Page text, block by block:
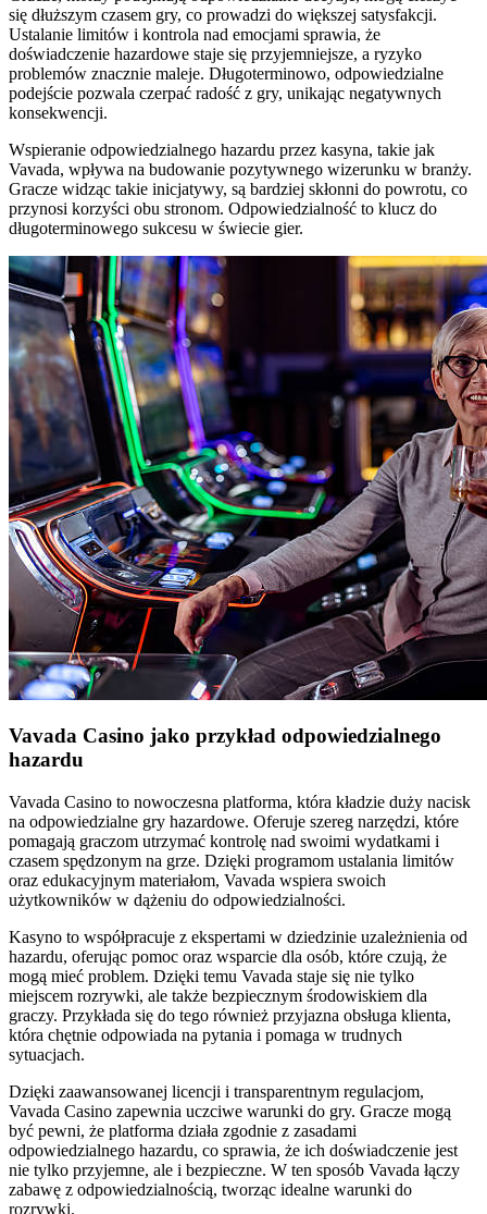
się dłuższym czasem gry, co prowadzi do większej satysfakcji.
Ustalanie limitów i kontrola nad emocjami sprawia, że
doświadczenie hazardowe staje się przyjemniejsze, a ryzyko
problemów znacznie maleje. Długoterminowo, odpowiedzialne
podejście pozwala czerpać radość z gry, unikając negatywnych
konsekwencji.
Wspieranie odpowiedzialnego hazardu przez kasyna, takie jak
Vavada, wpływa na budowanie pozytywnego wizerunku w branży.
Gracze widząc takie inicjatywy, są bardziej skłonni do powrotu, co
przynosi korzyści obu stronom. Odpowiedzialność to klucz do
długoterminowego sukcesu w świecie gier.
Vavada Casino jako przykład odpowiedzialnego
hazardu
Vavada Casino to nowoczesna platforma, która kładzie duży nacisk
na odpowiedzialne gry hazardowe. Oferuje szereg narzędzi, które
pomagają graczom utrzymać kontrolę nad swoimi wydatkami i
czasem spędzonym na grze. Dzięki programom ustalania limitów
oraz edukacyjnym materiałom, Vavada wspiera swoich
użytkowników w dążeniu do odpowiedzialności.
Kasyno to współpracuje z ekspertami w dziedzinie uzależnienia od
hazardu, oferując pomoc oraz wsparcie dla osób, które czują, że
mogą mieć problem. Dzięki temu Vavada staje się nie tylko
miejscem rozrywki, ale także bezpiecznym środowiskiem dla
graczy. Przykłada się do tego również przyjazna obsługa klienta,
która chętnie odpowiada na pytania i pomaga w trudnych
sytuacjach.
Dzięki zaawansowanej licencji i transparentnym regulacjom,
Vavada Casino zapewnia uczciwe warunki do gry. Gracze mogą
być pewni, że platforma działa zgodnie z zasadami
odpowiedzialnego hazardu, co sprawia, że ich doświadczenie jest
nie tylko przyjemne, ale i bezpieczne. W ten sposób Vavada łączy
zabawę z odpowiedzialnością, tworząc idealne warunki do
rozrywki.